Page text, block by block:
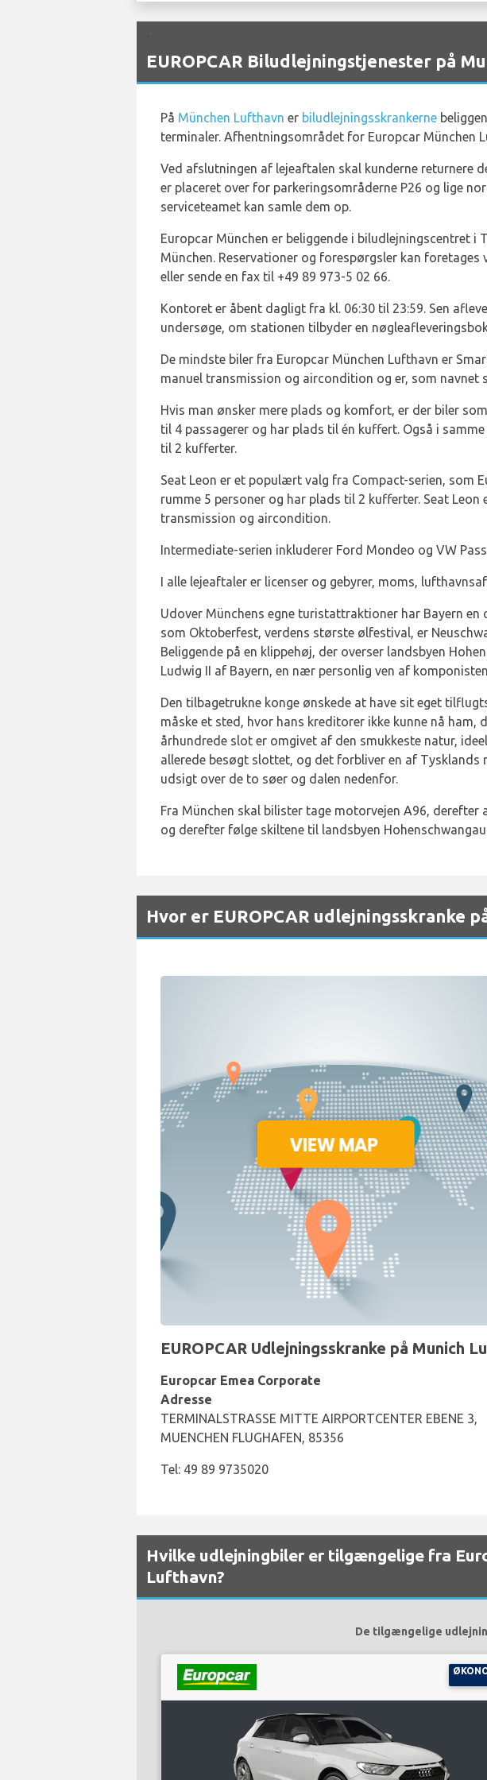
EUROPCAR Biludlejningstjenester på
På München Lufthavn er biludlejningsskrankerne
terminaler. Afhentningsområdet for Europcar München
Ved afslutningen af lejeaftalen skal kunderne returnere
er placeret over for parkeringsområderne P26 og lige
serviceteamet kan samle dem op.
Europcar München er beliggende i biludlejningscentret
München. Reservationer og forespørgsler kan
eller sende en fax til +49 89 973-5 02 66.
Kontoret er åbent dagligt fra kl. 06:30 til 23:59. Sen
undersøge, om stationen tilbyder en
De mindste biler fra Europcar München Lufthavn er
manuel transmission og aircondition og er, som navnet
Hvis man ønsker mere plads og komfort, er der biler
til 4 passagerer og har plads til én kuffert. Også i
til 2 kufferter.
Seat Leon er et populært valg fra Compact-serien, som
rumme 5 personer og har plads til 2 kufferter. Seat
transmission og aircondition.
Intermediate-serien inkluderer Ford Mondeo og VW
I alle lejeaftaler er licenser og gebyrer, moms,
Udover Münchens egne turistattraktioner har Bayern
som Oktoberfest, verdens største ølfestival, er
Beliggende på en klippehøj, der overser landsbyen
Ludwig II af Bayern, en nær personlig ven af
Den tilbagetrukne konge ønskede at have sit eget
måske et sted, hvor hans kreditorer ikke kunne nå
århundrede slot er omgivet af den smukkeste natur,
allerede besøgt slottet, og det forbliver en af
udsigt over de to søer og dalen nedenfor.
Fra München skal bilister tage motorvejen A96,
og derefter følge skiltene til landsbyen
Hvor er EUROPCAR udlejningsskranke
EUROPCAR Udlejningsskranke på Munich
Europcar Emea Corporate
Adresse
TERMINALSTRASSE MITTE AIRPORTCENTER EBENE 3,
MUENCHEN FLUGHAFEN, 85356
Tel: 49 89 9735020
Hvilke udlejningbiler er tilgængelige fra
Lufthavn?
De tilgængelige